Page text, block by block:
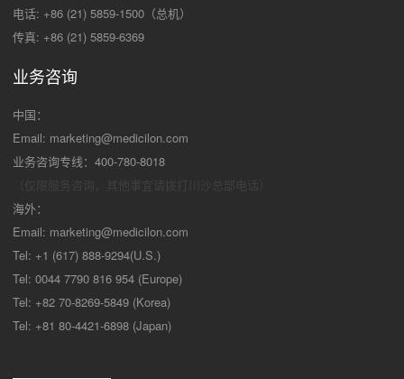
电话: +86 (21) 5859-1500（总机）
传真: +86 (21) 5859-6369
业务咨询
中国：
Email: marketing@medicilon.com
业务咨询专线：400-780-8018
海外：
Email: marketing@medicilon.com
Tel: +1 (617) 888-9294(U.S.)
Tel: 0044 7790 816 954 (Europe)
Tel: +82 70-8269-5849 (Korea)
Tel: +81 80-4421-6898 (Japan)